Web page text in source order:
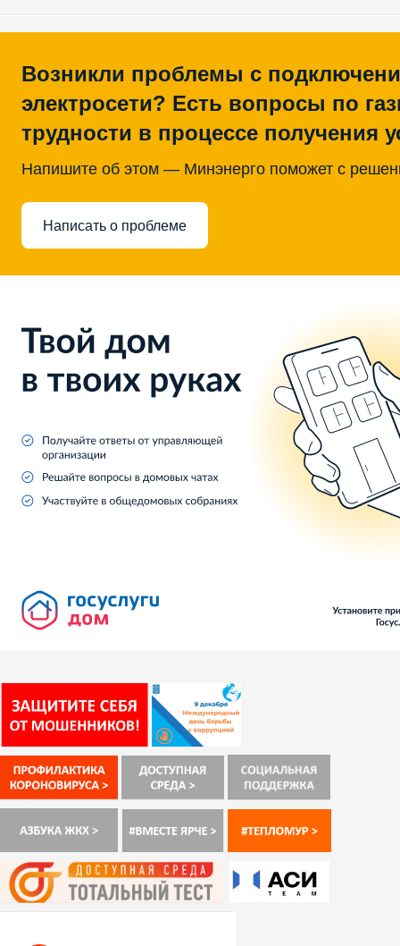
Возникли проблемы с
электросети? Есть вопросы по
трудности в процессе получения
Напишите об этом — Минэнерго поможет с
Написать о проблеме